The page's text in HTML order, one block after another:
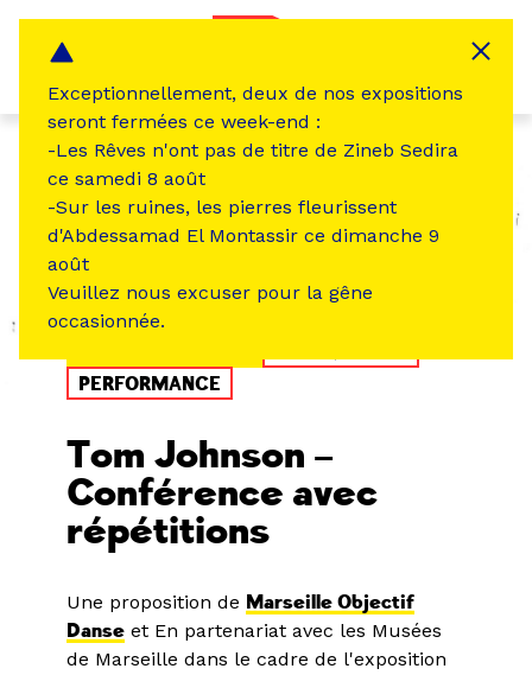
PERFORMANCE
Tom Johnson –
Conférence avec
répétitions
Une proposition de Marseille Objectif
Danse et En partenariat avec les Musées
de Marseille dans le cadre de l'exposition
Exceptionnellement, deux de nos expositions
seront fermées ce week-end :
-Les Rêves n'ont pas de titre de Zineb Sedira
ce samedi 8 août
-Sur les ruines, les pierres fleurissent
d'Abdessamad El Montassir ce dimanche 9
août
Veuillez nous excuser pour la gêne
occasionnée.
Panneau de gestion des cookies